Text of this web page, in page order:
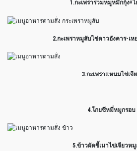
1.กะเพรารวมหมูหมึกกุ้ง+
2.กะเพราหมูสับไข่ดาวอังคาร-เ
3.กะเพราแหนมไข่เจี
4.โกยซีหมี่หมูกรอบ
5.ข้าวผัดขี้เมาไข่เจียวห